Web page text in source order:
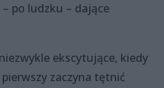
po ludzku – dające
ekscytujące, kiedy
zaczyna tętnić